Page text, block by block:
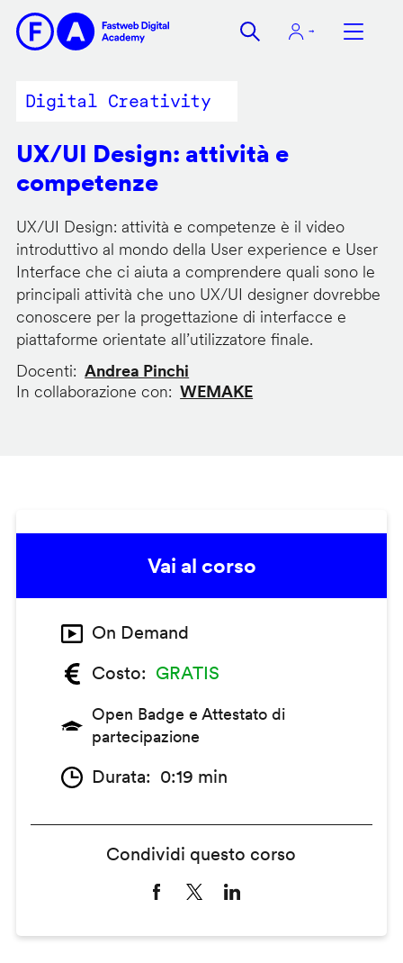
contenuto
Digital Creativity
UX/UI Design: attività e
competenze
UX/UI Design: attività e competenze è il video
introduttivo al mondo della User experience e User
Interface che ci aiuta a comprendere quali sono le
principali attività che uno UX/UI designer dovrebbe
conoscere per la progettazione di interfacce e
piattaforme orientate all’utilizzatore finale.
Docenti
Andrea Pinchi
In collaborazione con
WEMAKE
Vai al corso
On Demand
Costo
GRATIS
Open Badge e Attestato di
partecipazione
Durata 0:19 min
Condividi questo corso